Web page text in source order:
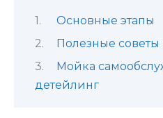
Основные этапы
Полезные
Мойка
детейлинг